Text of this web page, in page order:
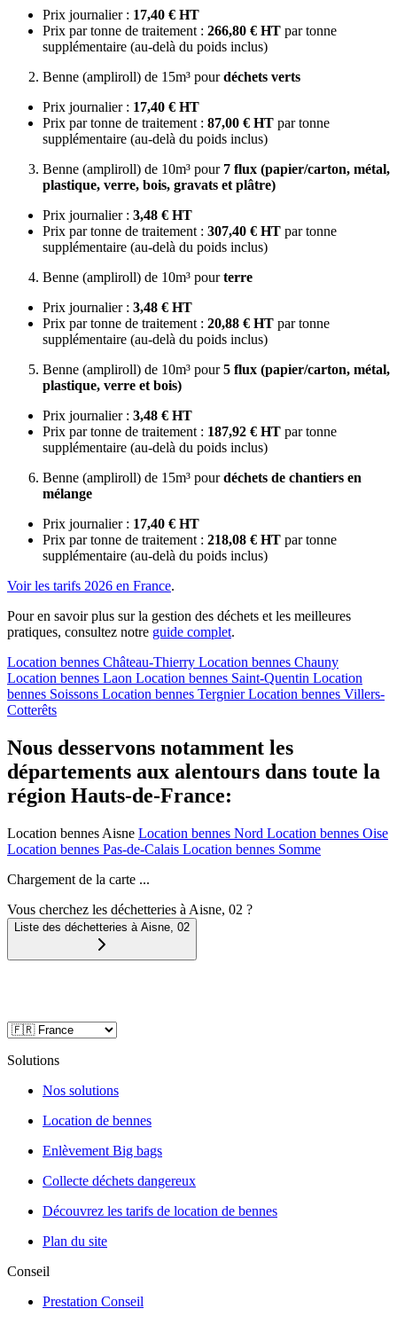
Prix journalier : 17,40 € HT
Prix par tonne de traitement : 266,80 € HT par tonne
supplémentaire (au-delà du poids inclus)
Benne (ampliroll) de 15m³ pourdéchets verts
Prix journalier : 17,40 € HT
Prix par tonne de traitement : 87,00 € HT par tonne
supplémentaire (au-delà du poids inclus)
Benne (ampliroll) de 10m³ pour 7 flux (papier/carton, métal,
plastique, verre, bois, gravats et plâtre)
Prix journalier : 3,48 € HT
Prix par tonne de traitement : 307,40 € HT par tonne
supplémentaire (au-delà du poids inclus)
Benne (ampliroll) de 10m³ pourterre
Prix journalier : 3,48 € HT
Prix par tonne de traitement : 20,88 € HT par tonne
supplémentaire (au-delà du poids inclus)
Benne (ampliroll) de 10m³ pour5 flux (papier/carton, métal,
plastique, verre et bois)
Prix journalier : 3,48 € HT
Prix par tonne de traitement : 187,92 € HT par tonne
supplémentaire (au-delà du poids inclus)
Benne (ampliroll) de 15m³ pourdéchets de chantiers en
mélange
Prix journalier : 17,40 € HT
Prix par tonne de traitement : 218,08 € HT par tonne
supplémentaire (au-delà du poids inclus)
Voir les tarifs 2026 en France.
Pour en savoir plus sur la gestion des déchets et les meilleures
pratiques, consultez notre guide complet.
Location bennes Château-Thierry Location bennes Chauny
Location bennes Laon Location bennes Saint-Quentin Location
bennes Soissons Location bennes Tergnier Location bennes Villers-
Cotterêts
Nous desservons notamment les
départements aux alentours dans toute la
région Hauts-de-France:
Location bennes Aisne Location bennes Nord Location bennes Oise
Location bennes Pas-de-Calais Location bennes Somme
Chargement de la carte ...
Vous cherchez les déchetteries à Aisne, 02 ?
Liste des déchetteries à Aisne 02
Solutions
Nos solutions
Location de bennes
Enlèvement Big bags
Collecte déchets dangereux
Découvrez les tarifs de location de bennes
Plan du site
Conseil
Prestation Conseil